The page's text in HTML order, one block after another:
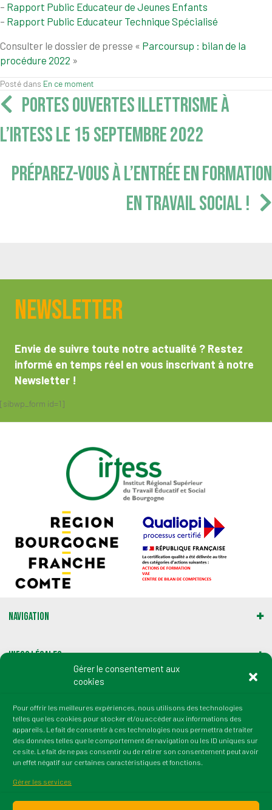
Gérer le consentement aux
cookies
Pour offrir les meilleures expériences, nous utilisons des technologies
telles que les cookies pour stocker et/ou accéder aux informations des
appareils. Le fait de consentir à ces technologies nous permettra de traiter
des données telles que le comportement de navigation ou les ID uniques sur
ce site. Le fait de ne pas consentir ou de retirer son consentement peut avoir
un effet négatif sur certaines caractéristiques et fonctions.
Gérer les services
– Rapport Public Educateur de Jeunes Enfants
– Rapport Public Educateur Technique Spécialisé
Consulter le dossier de presse « Parcoursup : bilan de la
procédure 2022 »
Posté dans En ce moment
Navigation
articles
PORTES OUVERTES ILLETTRISME À
L’IRTESS LE 15 SEPTEMBRE 2022
PRÉPAREZ-VOUS À L’ENTRÉE EN FORMATION
EN TRAVAIL SOCIAL !
Newsletter
Envie de suivre toute notre actualité ? Restez
informé en temps réel en vous inscrivant à notre
Newsletter !
[sibwp_form id=1]
Navigation
Infos légales
Adresse :
2 rue du Professeur Marion
21000 Dijon
tél. : 03 80 72 64 50
fax : 03 80 36 45 38